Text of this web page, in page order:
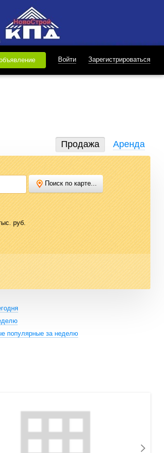
Войти Зарегистрироваться
найти землю под строительство,
Продажа Аренда
Поиск по карте...
руб.
популярные за неделю